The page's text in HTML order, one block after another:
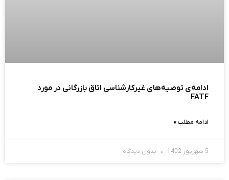
ادامه‌ی توصیه‌های غیرکارشناسی اتاق بازرگانی در مورد
FATF
ادامه مطلب »
5 شهریور 1402 بدون دیدگاه